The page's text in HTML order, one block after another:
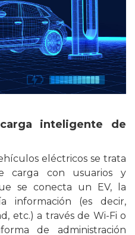
inteligente de
eléctricos se trata
carga con usuarios y
se conecta un EV, la
información (es decir,
etc.) a través de Wi-Fi o
de administración